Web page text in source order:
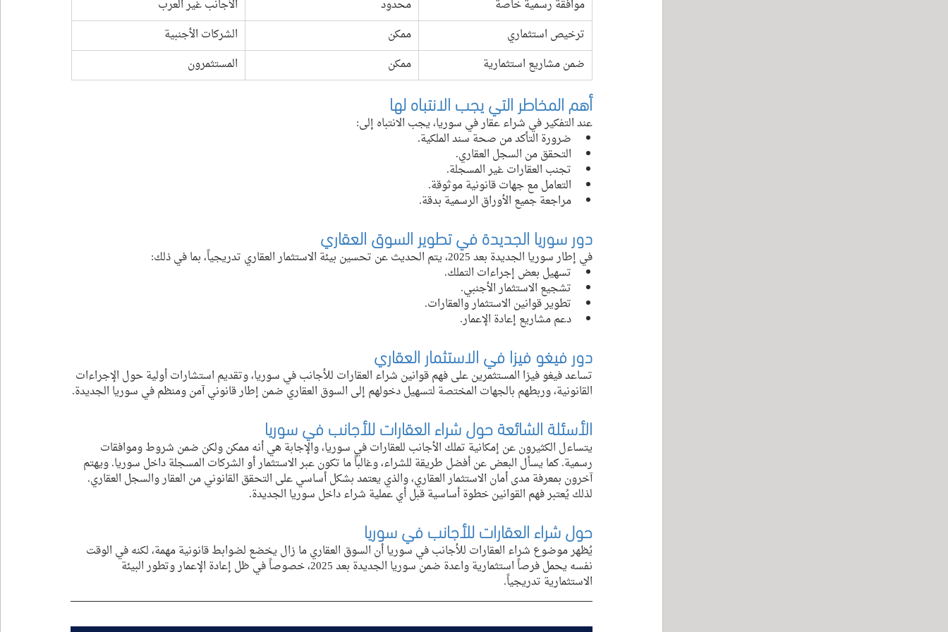
الأجانب غير العرب محدود
موافقة رسمية خاصة
الشركات الأجنبية
ممكن
ترخيص استثماري
المستثمرون
ممكن ضمن مشاريع استثمارية
أهم المخاطر التي يجب الانتباه لها
عند التفكير في شراء عقار في سوريا، يجب الانتباه إلى:
ضرورة التأكد من صحة سند الملكية.
التحقق من السجل العقاري.
تجنب العقارات غير المسجلة.
التعامل مع جهات قانونية موثوقة.
مراجعة جميع الأوراق الرسمية بدقة.
دور سوريا الجديدة في تطوير السوق العقاري
في إطار سوريا الجديدة بعد 2025، يتم الحديث عن تحسين بيئة الاستثمار العقاري تدريجياً، بما في ذلك:
تسهيل بعض إجراءات التملك.
تشجيع الاستثمار الأجنبي.
تطوير قوانين الاستثمار والعقارات.
دعم مشاريع إعادة الإعمار.
دور فيغو فيزا في الاستثمار العقاري
تساعد فيغو فيزا المستثمرين على فهم قوانين شراء العقارات للأجانب في سوريا، وتقديم استشارات أولية حول الإجراءات
القانونية، وربطهم بالجهات المختصة لتسهيل دخولهم إلى السوق العقاري ضمن إطار قانوني آمن ومنظم في سوريا الجديدة.
الأسئلة الشائعة حول شراء العقارات للأجانب في سوريا
يتساءل الكثيرون عن إمكانية تملك الأجانب للعقارات في سوريا، والإجابة هي أنه ممكن ولكن ضمن شروط وموافقات
رسمية. كما يسأل البعض عن أفضل طريقة للشراء، وغالباً ما تكون عبر الاستثمار أو الشركات المسجلة داخل سوريا. ويهتم
آخرون بمعرفة مدى أمان الاستثمار العقاري، والذي يعتمد بشكل أساسي على التحقق القانوني من العقار والسجل العقاري.
لذلك يُعتبر فهم القوانين خطوة أساسية قبل أي عملية شراء داخل سوريا الجديدة.
حول شراء العقارات للأجانب في سوريا
يُظهر موضوع شراء العقارات للأجانب في سوريا أن السوق العقاري ما زال يخضع لضوابط قانونية مهمة، لكنه في الوقت
نفسه يحمل فرصاً استثمارية واعدة ضمن سوريا الجديدة بعد 2025، خصوصاً في ظل إعادة الإعمار وتطور البيئة
الاستثمارية تدريجياً.